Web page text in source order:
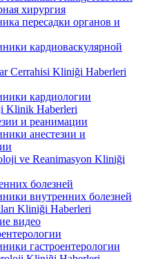
хирургия
пересадки органов и
кардиоваскулярной
Cerrahisi Kliniği Haberleri
кардиологии
Klinik Haberleri
и реанимации
анестезии и
ve Reanimasyon Kliniği
болезней
внутренних болезней
Kliniği Haberleri
видео
гастроентерологии